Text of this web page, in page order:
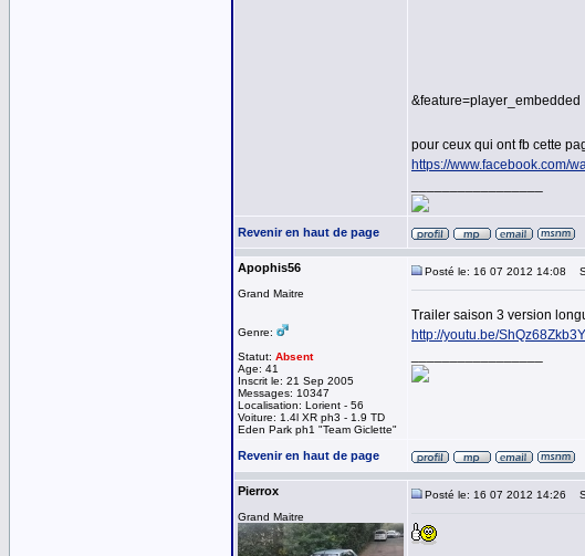
&feature=player_embedded
pour ceux qui ont fb cette
https://www.facebook.com/
Revenir en haut de page
Apophis56
Grand Maitre
Genre:
Statut: Absent
Age: 41
Inscrit le: 21 Sep 2005
Messages: 10347
Localisation: Lorient - 56
Voiture: 1.4l XR ph3 - 1.9 TD
Eden Park ph1 "Team Giclette"
Posté le: 16 07 2012 14:08
Trailer saison 3 version
http://youtu.be/ShQz68Zkb3Y
Revenir en haut de page
Pierrox
Grand Maitre
Posté le: 16 07 2012 14:26